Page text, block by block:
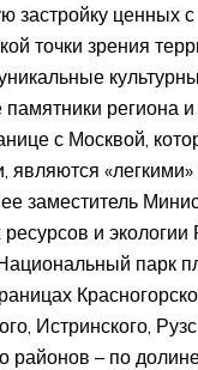
застройку ценных с
точки зрения
региона
с Москвой,
являются «легкими»
заместитель
и
парк
Истринского,
районов – по